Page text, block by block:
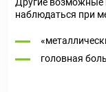
наблюдаться при
головная